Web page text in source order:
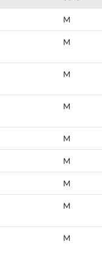
M
M
M
M
M
M
M
M
M